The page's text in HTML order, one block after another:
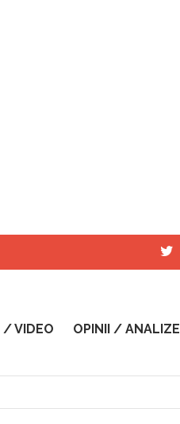
/ VIDEO OPINII / ANALIZE